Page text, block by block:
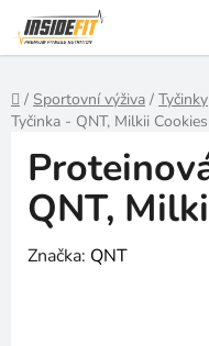
Přejít
na
obsah
Domů
/ Sportovní výživa / Tyčinky
Tyčinka - QNT, Milkii
QNT,
Značka: QNT